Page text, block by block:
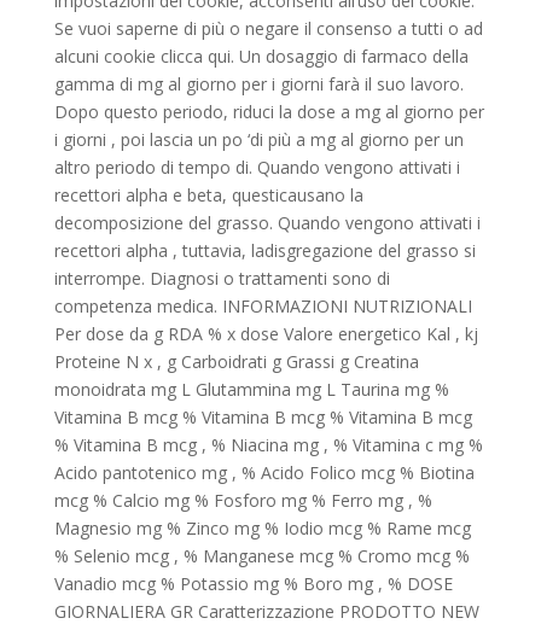
Se vuoi saperne di più o negare il consenso a tutti o ad
alcuni cookie clicca qui. Un dosaggio di farmaco della
gamma di mg al giorno per i giorni farà il suo lavoro.
Dopo questo periodo, riduci la dose a mg al giorno per
i giorni , poi lascia un po ‘di più a mg al giorno per un
altro periodo di tempo di. Quando vengono attivati i
recettori alpha e beta, questicausano la
decomposizione del grasso. Quando vengono attivati i
recettori alpha , tuttavia, ladisgregazione del grasso si
interrompe. Diagnosi o trattamenti sono di
competenza medica. INFORMAZIONI NUTRIZIONALI
Per dose da g RDA % x dose Valore energetico Kal , kj
Proteine N x , g Carboidrati g Grassi g Creatina
monoidrata mg L Glutammina mg L Taurina mg %
Vitamina B mcg % Vitamina B mcg % Vitamina B mcg
% Vitamina B mcg , % Niacina mg , % Vitamina c mg %
Acido pantotenico mg , % Acido Folico mcg % Biotina
mcg % Calcio mg % Fosforo mg % Ferro mg , %
Magnesio mg % Zinco mg % Iodio mcg % Rame mcg
% Selenio mcg , % Manganese mcg % Cromo mcg %
Vanadio mcg % Potassio mg % Boro mg , % DOSE
GIORNALIERA GR Caratterizzazione PRODOTTO NEW